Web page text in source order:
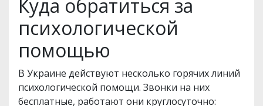
Куда обратиться за
психологической
помощью
В Украине действуют несколько горячих линий
психологической помощи. Звонки на них
бесплатные, работают они круглосуточно: